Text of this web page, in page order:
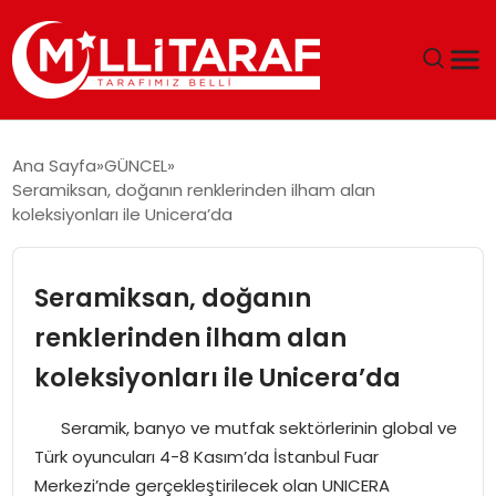
ÖZEL SAYFALAR
SPOR
SIYASET
Ana Sayfa GÜNCEL
Seramiksan, doğanın renklerinden ilham alan
koleksiyonları ile Unicera’da
Seramiksan, doğanın
renklerinden ilham alan
koleksiyonları ile Unicera’da
Seramik, banyo ve mutfak sektörlerinin global ve
Türk oyuncuları 4-8 Kasım’da İstanbul Fuar
Merkezi’nde gerçekleştirilecek olan UNICERA